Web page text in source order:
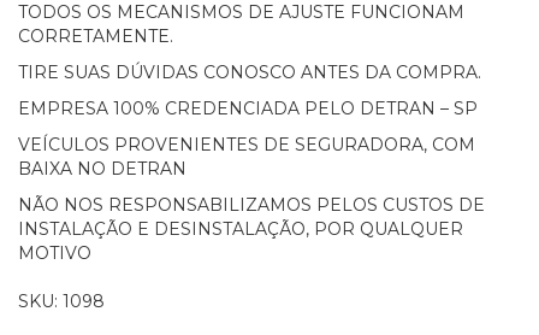
TODOS OS MECANISMOS DE AJUSTE FUNCIONAM
CORRETAMENTE.
TIRE SUAS DÚVIDAS CONOSCO ANTES DA COMPRA.
EMPRESA 100% CREDENCIADA PELO DETRAN – SP
VEÍCULOS PROVENIENTES DE SEGURADORA, COM
BAIXA NO DETRAN
NÃO NOS RESPONSABILIZAMOS PELOS CUSTOS DE
INSTALAÇÃO E DESINSTALAÇÃO, POR QUALQUER
MOTIVO
SKU: 1098